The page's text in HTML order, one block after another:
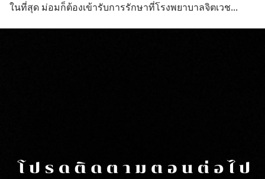
ในที่สุด ม่อมก็ต้องเข้ารับการรักษาที่โรงพยาบาลจิตเวช...